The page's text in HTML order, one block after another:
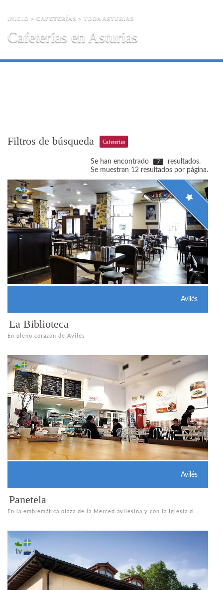
INICIO > CAFETERÍAS > TODA ASTURIAS
Cafeterías en Asturias
Filtros de búsqueda Cafeterías
Se han encontrado 7
resultados.
Se muestran 12 resultados por página.
Avilés
La Biblioteca
En pleno corazón de Avilés
Avilés
Panetela
En la emblemática plaza de la Merced avilesina y con la Iglesia d...